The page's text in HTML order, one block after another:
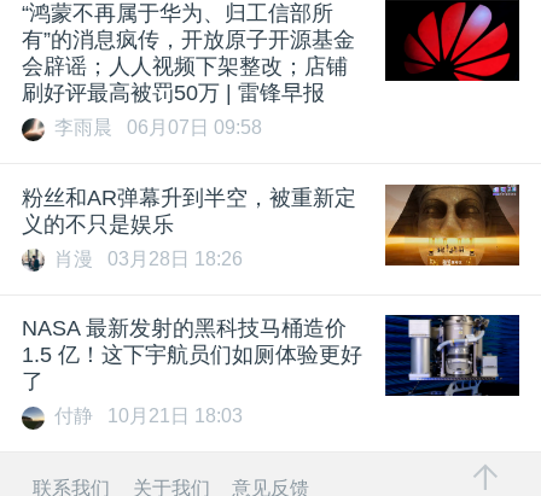
“鸿蒙不再属于华为、归工信部所
有”的消息疯传，开放原子开源基金
会辟谣；人人视频下架整改；店铺
刷好评最高被罚50万 | 雷锋早报
李雨晨 06月07日 09:58
粉丝和AR弹幕升到半空，被重新定
义的不只是娱乐
肖漫 03月28日 18:26
NASA 最新发射的黑科技马桶造价
1.5 亿！这下宇航员们如厕体验更好
了
付静 10月21日 18:03
联系我们 关于我们 意见反馈